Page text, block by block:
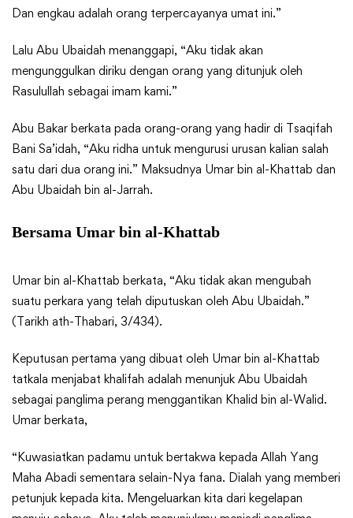
Dan engkau adalah orang terpercayanya umat ini.”
Lalu Abu Ubaidah menanggapi, “Aku tidak akan
mengunggulkan diriku dengan orang yang ditunjuk oleh
Rasulullah sebagai imam kami.”
Abu Bakar berkata pada orang-orang yang hadir di Tsaqifah
Bani Sa’idah, “Aku ridha untuk mengurusi urusan kalian salah
satu dari dua orang ini.” Maksudnya Umar bin al-Khattab dan
Abu Ubaidah bin al-Jarrah.
Bersama Umar bin al-Khattab
Umar bin al-Khattab berkata, “Aku tidak akan mengubah
suatu perkara yang telah diputuskan oleh Abu Ubaidah.”
(Tarikh ath-Thabari, 3/434).
Keputusan pertama yang dibuat oleh Umar bin al-Khattab
tatkala menjabat khalifah adalah menunjuk Abu Ubaidah
sebagai panglima perang menggantikan Khalid bin al-Walid.
Umar berkata,
“Kuwasiatkan padamu untuk bertakwa kepada Allah Yang
Maha Abadi sementara selain-Nya fana. Dialah yang memberi
petunjuk kepada kita. Mengeluarkan kita dari kegelapan